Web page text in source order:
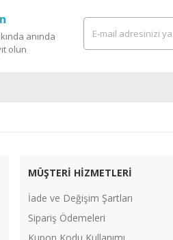
anında
olun
MÜŞTERİ HİZMETLERİ
İade ve Değişim Şartları
Sipariş Ödemeleri